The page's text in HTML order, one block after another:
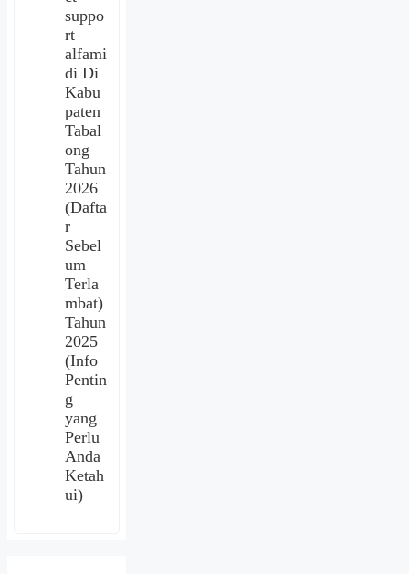
suppo
rt
alfami
di Di
Kabu
paten
Tabal
ong
Tahun
2026
(Dafta
r
Sebel
um
Terla
mbat)
Tahun
2025
(Info
Pentin
g
yang
Perlu
Anda
Ketah
ui)